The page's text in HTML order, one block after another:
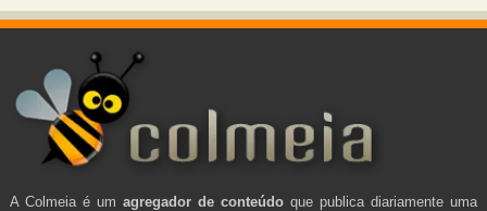
A Colmeia é um agregador de conteúdo que publica diariamente uma